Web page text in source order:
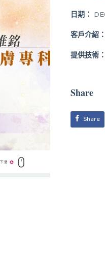
日期：
客戶介紹：
提供技術：
Share
Share